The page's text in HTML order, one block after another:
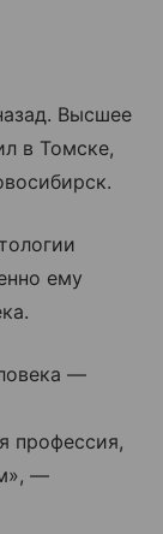
Высшее
в Томске,
ему
—
профессия,
—